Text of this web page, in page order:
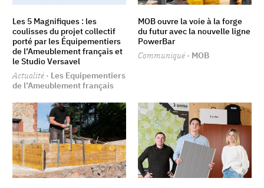
Les 5 Magnifiques : les
coulisses du projet collectif
porté par les Équipementiers
de l’Ameublement français et
le Studio Versavel
Actualité · Les Equipementiers
de l’Ameublement français
MOB ouvre la voie à la forge
du futur avec la nouvelle ligne
PowerBar
Communiqué · MOB